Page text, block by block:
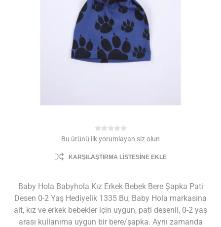
Bu ürünü ilk yorumlayan siz olun
KARŞILAŞTIRMA LISTESINE EKLE
Baby Hola Babyhola Kız Erkek Bebek Bere Şapka Pati
Desen 0-2 Yaş Hediyelik 1335 Bu, Baby Hola markasına
ait, kız ve erkek bebekler için uygun, pati desenli, 0-2 yaş
arası kullanıma uygun bir bere/şapka. Aynı zamanda